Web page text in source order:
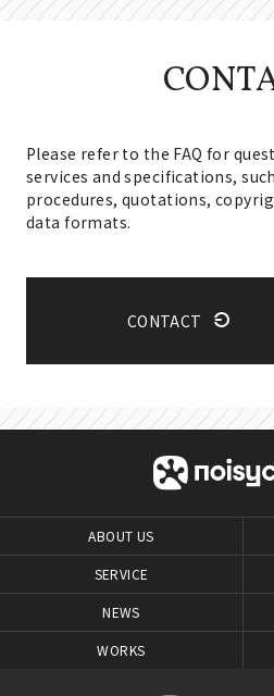
Please refer to the FAQ for
services and specifications,
procedures, quotations,
data formats.
CONTACT
ABOUT US
SERVICE
NEWS
WORKS